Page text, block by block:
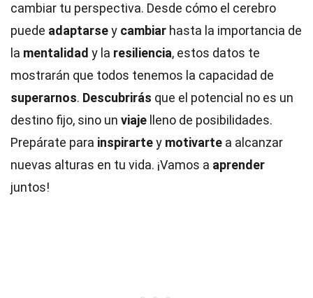
cambiar tu perspectiva. Desde cómo el cerebro
puede adaptarsey cambiar hasta la importancia de
la mentalidad y la resiliencia, estos datos te
mostrarán que todos tenemos la capacidad de
superarnos. Descubrirás que el potencial no es un
destino fijo, sino un viaje lleno de posibilidades.
Prepárate para inspirartey motivarte a alcanzar
nuevas alturas en tu vida. ¡Vamos a aprender
juntos!